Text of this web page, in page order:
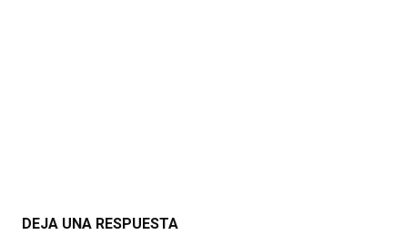
DEJA UNA RESPUESTA